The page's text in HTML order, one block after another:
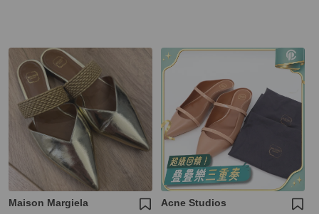
Maison Margiela Acne Studios